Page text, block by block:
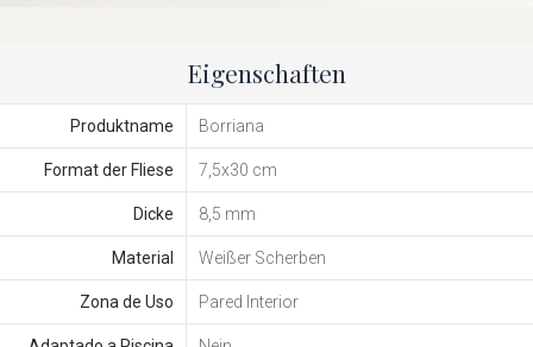
Eigenschaften
Produktname Borriana
Format der Fliese 7,5x30 cm
Dicke 8,5 mm
Material Weißer Scherben
Zona de Uso Pared Interior